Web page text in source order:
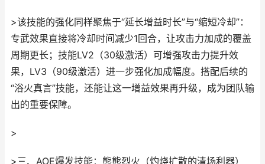
>该技能的强化同样聚焦于“延长增益时长”与“缩短冷却”：
专武效果直接将冷却时间减少1回合，让攻击力加成的覆盖
周期更长；技能LV2（30级激活）可增强攻击力提升效
果，LV3（90级激活）进一步强化加成幅度。搭配后续的
“浴火真言”技能，还能让这一增益效果再升级，成为团队输
出的重要保障。
>
>三、AOE爆发技能：熊熊烈火（灼烧扩散的清场利器）